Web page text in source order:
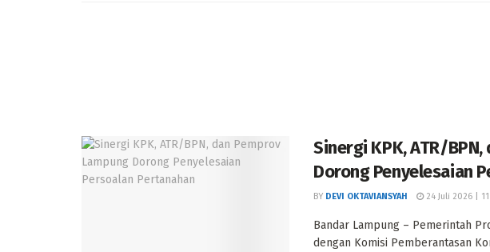
Sinergi KPK, ATR/
Dorong Penyelesaian
BY DEVI OKTAVIANSYAH 24 Juli 2026 | 11
Bandar Lampung – Pemerintah
dengan Komisi Pemberantasan